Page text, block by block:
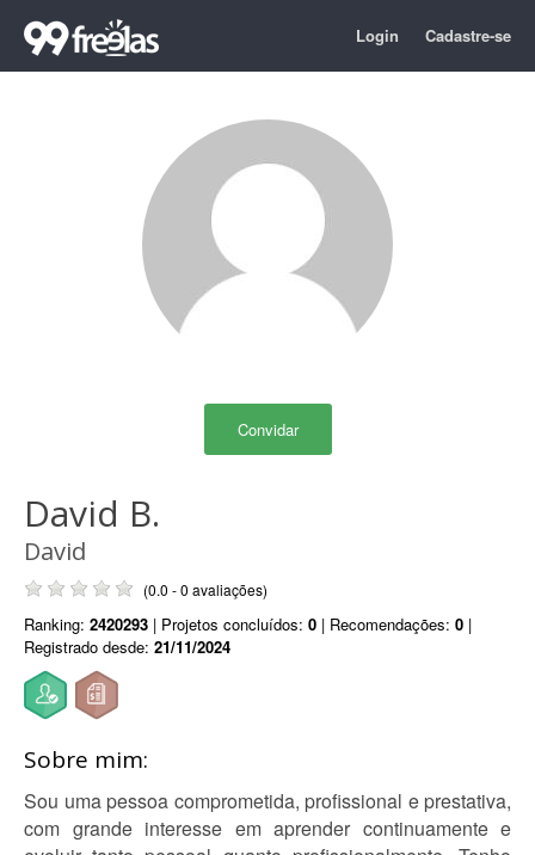
Login Cadastre-se
Convidar
David B.
David
(0.0 - 0 avaliações)
Ranking: 2420293 | Projetos concluídos: 0 | Recomendações: 0 |
Registrado desde: 21/11/2024
Sobre mim:
Sou uma pessoa comprometida, profissional e prestativa,
com grande interesse em aprender continuamente e